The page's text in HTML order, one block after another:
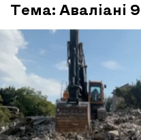
Новини
Відбудова Запоріжжя
Ексклюзив
Бізнес
Шлях додому
Відбудова. Життя
Колонки
Про нас
Редакційна політика
Тема: Аваліані 9